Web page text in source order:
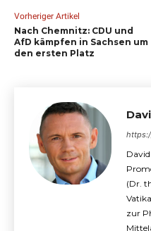
Vorheriger Artikel
Nach Chemnitz: CDU und
AfD kämpfen in Sachsen um
den ersten Platz
(Dr.
zur